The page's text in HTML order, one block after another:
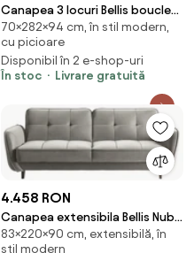
Canapea 3 locuri Bellis boucle
L282 cm
70×282×94 cm, în stil modern,
cu picioare
Disponibil în 2 e-shop-uri
În stoc
Livrare gratuită
4.458 RON
Canapea extensibila Bellis Nube
3
83×220×90 cm, extensibilă, în
stil modern